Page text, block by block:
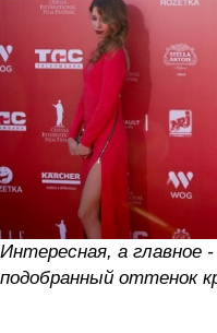
Интересная, а главное
подобранный оттенок